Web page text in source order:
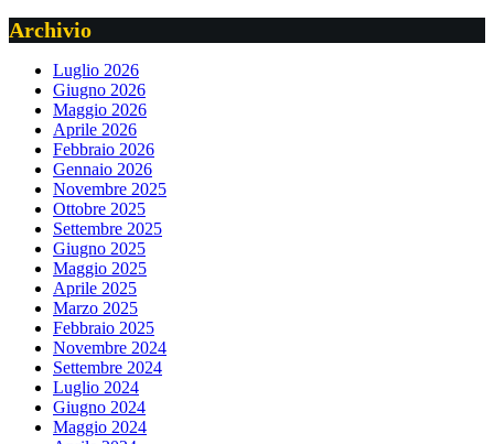
Archivio
Luglio 2026
Giugno 2026
Maggio 2026
Aprile 2026
Febbraio 2026
Gennaio 2026
Novembre 2025
Ottobre 2025
Settembre 2025
Giugno 2025
Maggio 2025
Aprile 2025
Marzo 2025
Febbraio 2025
Novembre 2024
Settembre 2024
Luglio 2024
Giugno 2024
Maggio 2024